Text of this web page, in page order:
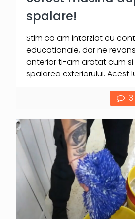
spalare!
Stim ca am intarziat cu
educationale, dar ne
anterior ti-am aratat cum
spalarea exteriorului. Acest
3